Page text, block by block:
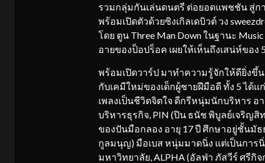
รวมกลุ่มกันเล่นดนตรี ต่อยอดแพชชัน สู่กา
พร้อมเปิดตัวด้วยซิงเกิลเดบิวต์ วง
โดย ตูน Three Man Down ในฐานะ
อายของป็อปร็อค เผยให้เห็นถึงเสน่ห์ขอ
พร้อมเปิดวาร์ป มาทำความรู้จักให้ดียิ่งขึ้
กับเคมีใหม่ของเด็กผู้ชายฝีมือดี ทั้ง 5 ได้แ
เพลงเป็นชีวิตจิตใจ ดีกรีหนุ่มนักบริหาร อ
บริหารธุรกิจ, PIN (ปิน ธนัช พิบูลย์เจริญ
ของปันมือกลอง อายุ 17 ปี ศึกษาอยู่ชั้นมัธย
กูลมนุญ) มือเบส หนุ่มมาดนิ่ง แต่เป็นการ
มหาวิทยาลัย, ALPHA (อัลฟ่า ภัสวีร์ ศรีกิ